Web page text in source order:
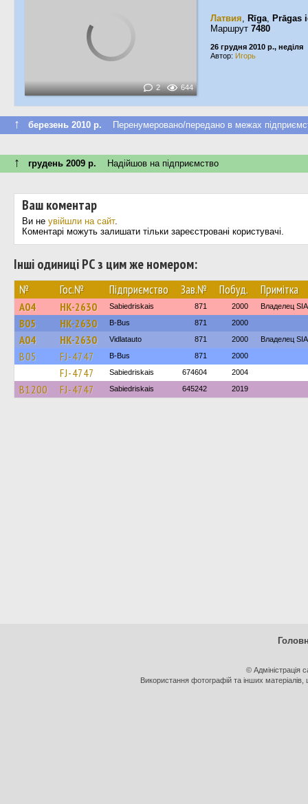
2 644
Латвия, Rīga, Prāgas
Маршрут 7480
26 грудня 2010 р., неділя
Автор: Игорь
↑ березень 2010 р. Перенумеровано/передано в межах
↑ грудень 2009 р. Надійшов на підприємство
Ваш коментар
Ви не увійшли на сайт.
Коментарі можуть залишати тільки зареєстровані користувачі.
Інші одиниці РС з цим же номером:
№ Гос.№ Підприємство Зав.№ Побуд. Примітка
A04 HK-2630 Sabiedriskais 871 2000 Владелец
B05 HK-2630 B-Bus 871 2000
A04 HK-2630 Vidlatauto 871 2000 Владелец
B05 FJ-4747 B-Bus 871 2000
FJ-4747 Sabiedriskais 674604 2004
B1200 FJ-4747 Sabiedriskais 645242 2019
© Адміністрація
Використання фотографій та інших матеріалів,